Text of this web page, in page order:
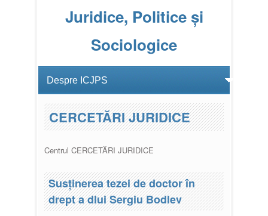
Juridice, Politice și
Sociologice
CERCETĂRI JURIDICE
Centrul CERCETĂRI JURIDICE
Susţinerea tezei de doctor în
drept a dlui Sergiu Bodlev